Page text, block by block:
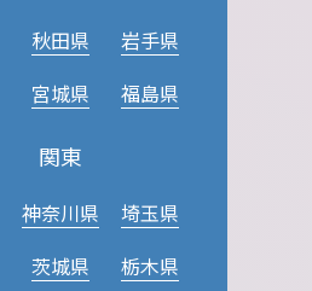
秋田県
岩手県
宮城県 福島県
関東
神奈川県
埼玉県
茨城県
栃木県